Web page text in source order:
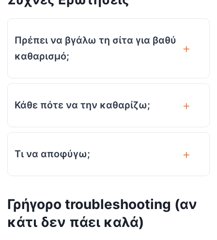
Πρέπει να βγάλω τη σίτα για βαθύ
καθαρισμό;
Κάθε πότε να την καθαρίζω;
Τι να αποφύγω;
Γρήγορο troubleshooting (αν
κάτι δεν πάει καλά)